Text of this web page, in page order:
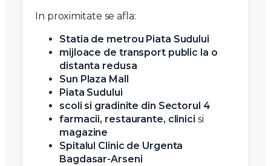
In proximitate se afla:
Statia de metrou Piata Sudului
mijloace de transport public la o
distanta redusa
Sun Plaza Mall
Piata Sudului
scoli si gradinite din Sectorul 4
farmacii, restaurante, clinici si
magazine
Spitalul Clinic de Urgenta
Bagdasar-Arseni